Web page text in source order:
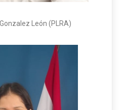
León (PLRA)